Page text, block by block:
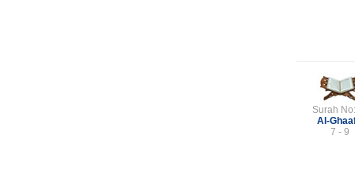
Surah
Al-
7 - 9